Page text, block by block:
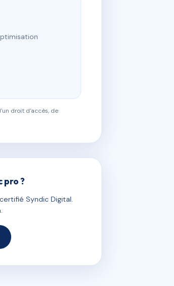
droit d'accès, de
pro ?
Syndic Digital.